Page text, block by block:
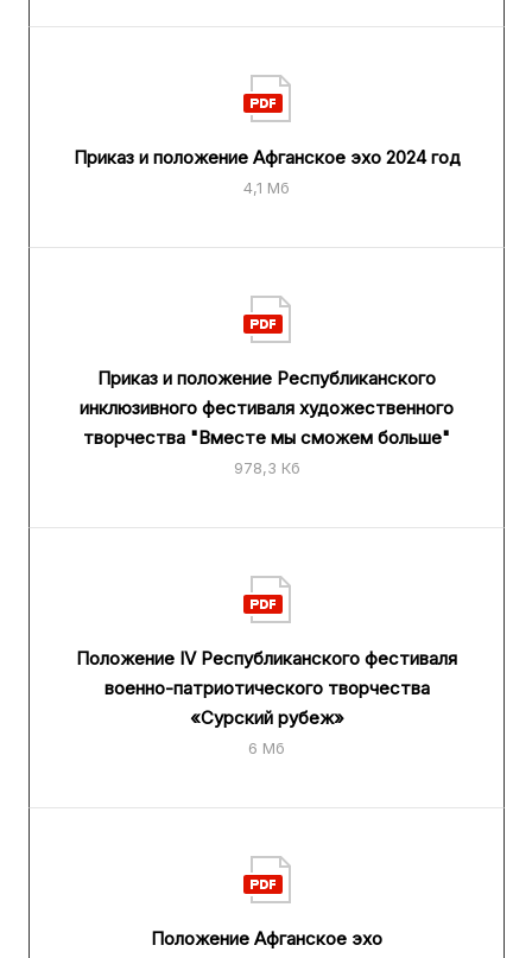
Приказ и положение Афганское эхо 2024 год
4,1 Мб
Приказ и положение Республиканского
инклюзивного фестиваля художественного
творчества "Вместе мы сможем больше"
978,3 Кб
Положение IV Республиканского фестиваля
военно-патриотического творчества
«Сурский рубеж»
6 Мб
Положение Афганское эхо